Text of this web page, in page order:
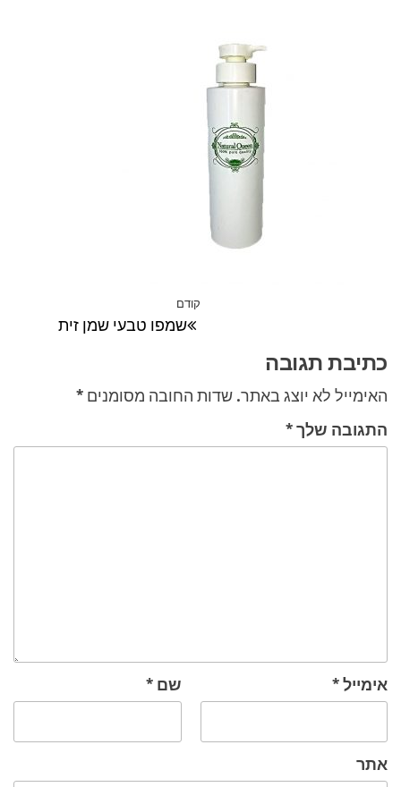
הפוסט
הקודם
קודם
שמפו טבעי שמן זית
כתיבת תגובה
האימייל לא יוצג באתר. שדות החובה מסומנים *
התגובה שלך*
שם * אימייל*
אתר